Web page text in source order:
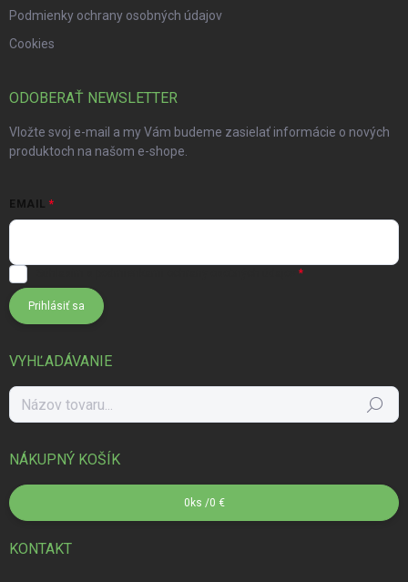
Podmienky ochrany osobných údajov
Cookies
ODOBERAŤ NEWSLETTER
Vložte svoj e-mail a my Vám budeme zasielať informácie o nových
produktoch na našom e-shope.
EMAIL
Prihlásiť sa
VYHĽADÁVANIE
Hľadať
NÁKUPNÝ KOŠÍK
0 ks /0 €
KONTAKT